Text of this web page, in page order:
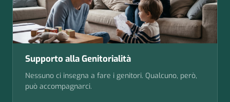
Supporto alla Genitorialità
Nessuno ci insegna a fare i genitori. Qualcuno, però,
può accompagnarci.